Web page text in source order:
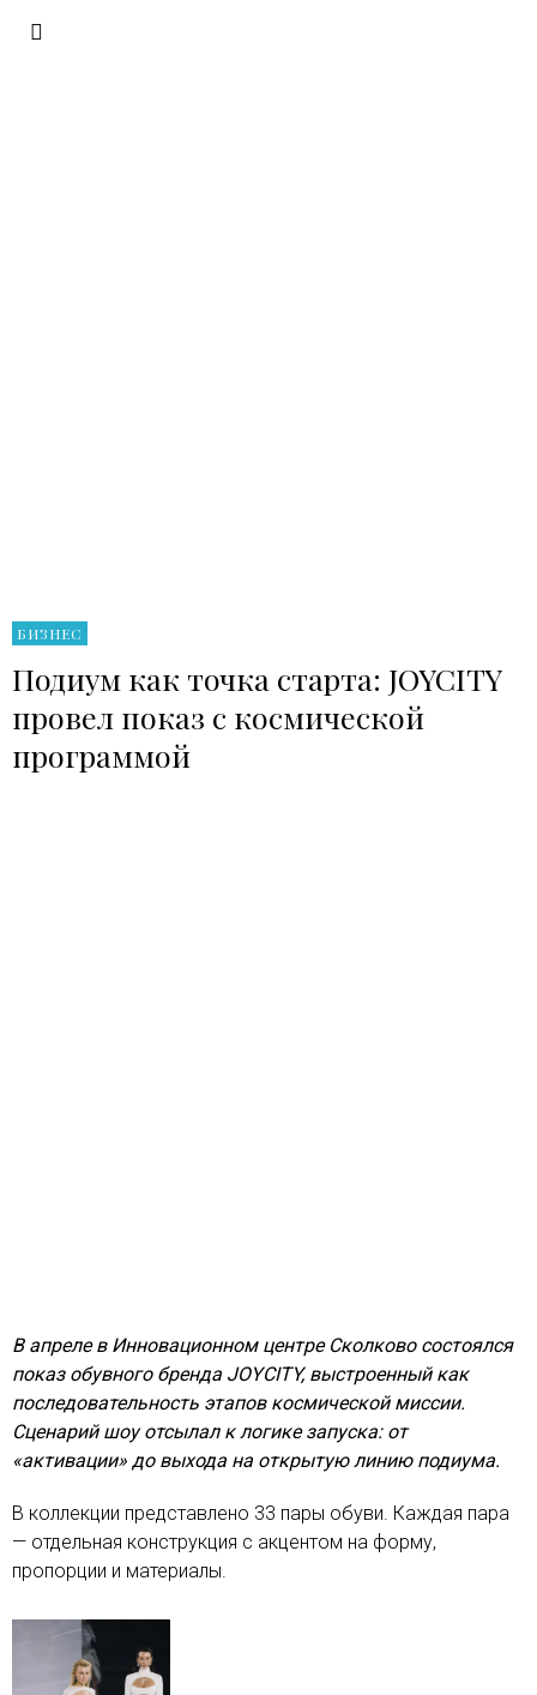
БИЗНЕС
Подиум как точка старта: JOYCITY
провел показ с космической
программой
В апреле в Инновационном центре Сколково состоялся
показ обувного бренда JOYCITY, выстроенный как
последовательность этапов космической миссии.
Сценарий шоу отсылал к логике запуска: от
«активации» до выхода на открытую линию подиума.
В коллекции представлено 33 пары обуви. Каждая пара
— отдельная конструкция с акцентом на форму,
пропорции и материалы.